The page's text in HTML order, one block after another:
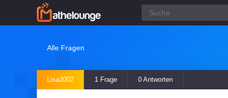
Alle Fragen
Lisa2002 1 Frage 0 Antworten